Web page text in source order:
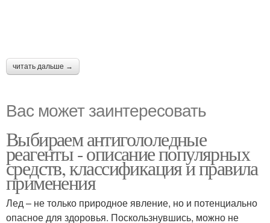
читать дальше →
Вас может заинтересовать
Выбираем антигололедные
реагенты - описание популярных
средств, классификация и правила
применения
Лед – не только природное явление, но и потенциально
опасное для здоровья. Поскользнувшись, можно не